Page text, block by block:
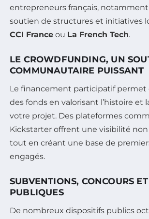
entrepreneurs français, notamment
soutien de structures et initiatives
CCI France ou La French Tech.
LE CROWDFUNDING, UN
COMMUNAUTAIRE PUISSANT
Le financement participatif permet
des fonds en valorisant l’histoire et
votre projet. Des plateformes
Kickstarter offrent une visibilité
tout en créant une base de
engagés.
SUBVENTIONS, CONCOURS
PUBLIQUES
De nombreux dispositifs publics